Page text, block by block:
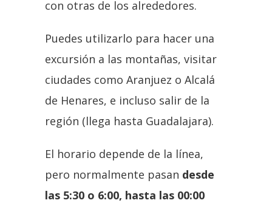
con otras de los alrededores.
Puedes utilizarlo para hacer una
excursión a las montañas, visitar
ciudades como Aranjuez o Alcalá
de Henares, e incluso salir de la
región (llega hasta Guadalajara).
El horario depende de la línea,
pero normalmente pasan desde
las 5:30 o 6:00, hasta las 00:00